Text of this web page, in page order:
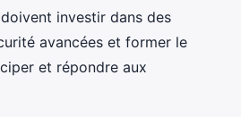
investir dans des
avancées et former le
et répondre aux